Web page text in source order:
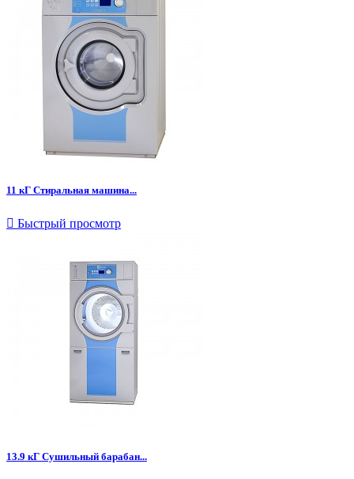
11 кГ Стиральная машина...
 Быстрый просмотр
13.9 кГ Сушильный барабан...